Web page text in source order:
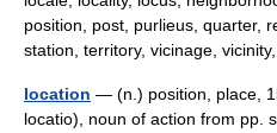
position, post, purlieus, quarter,
station, territory, vicinage,
location — (n.) position, place,
locatio), noun of action from pp.